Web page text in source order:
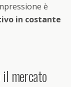
è
in costante
il mercato